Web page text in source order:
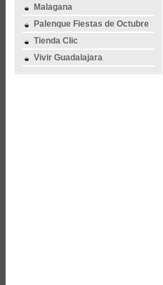
Malagana
Palenque Fiestas de Octubre
Tienda Clic
Vivir Guadalajara